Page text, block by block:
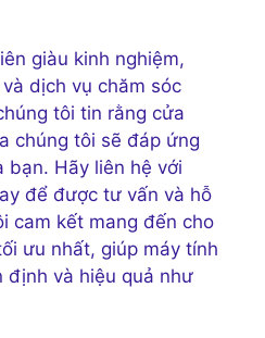
giàu kinh nghiệm,
dịch vụ chăm sóc
tôi tin rằng cửa
chúng tôi sẽ đáp ứng
bạn. Hãy liên hệ với
để được tư vấn và hỗ
cam kết mang đến cho
ưu nhất, giúp máy tính
định và hiệu quả như